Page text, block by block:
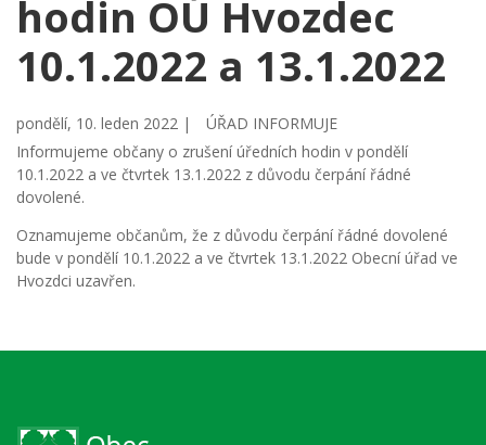
hodin OÚ Hvozdec
10.1.2022 a 13.1.2022
pondělí, 10. leden 2022 |
ÚŘAD INFORMUJE
Informujeme občany o zrušení úředních hodin v pondělí
10.1.2022 a ve čtvrtek 13.1.2022 z důvodu čerpání řádné
dovolené.
Oznamujeme občanům, že z důvodu čerpání řádné dovolené
bude v pondělí 10.1.2022 a ve čtvrtek 13.1.2022 Obecní úřad ve
Hvozdci uzavřen.